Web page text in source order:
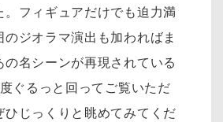
。フィギュアだけでも迫力満
のジオラマ演出も加わればま
の名シーンが再現されている
ぐるっと回ってご覧いただ
ひじっくりと眺めてみてくだ